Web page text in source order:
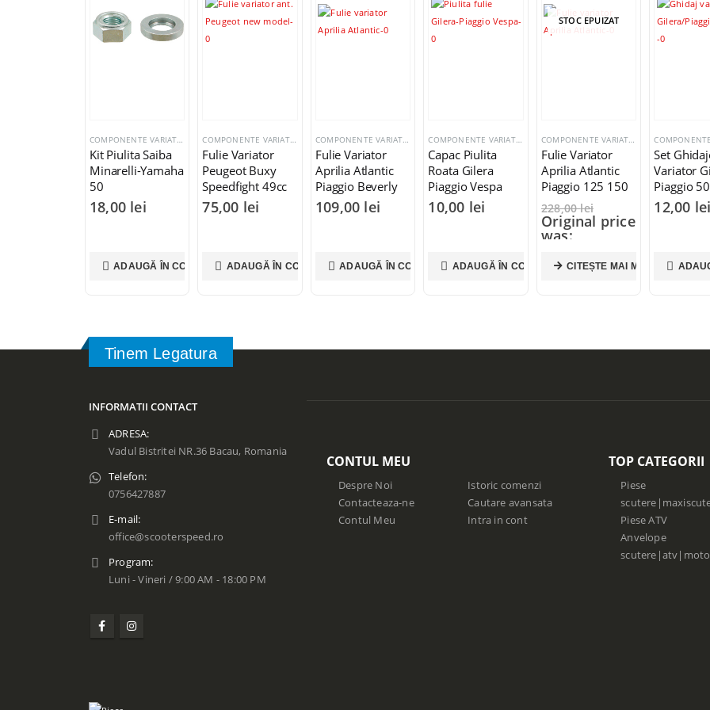
COMPONENTE VARIATOR
Kit Piulita Saiba
Minarelli-Yamaha
50
18,00 lei
ADAUGĂ ÎN COȘ
COMPONENTE VARIATOR
Fulie Variator
Peugeot Buxy
Speedfight 49cc
2T
75,00 lei
ADAUGĂ ÎN COȘ
COMPONENTE VARIATOR
Fulie Variator
Aprilia Atlantic
Piaggio Beverly
250cc
109,00 lei
ADAUGĂ ÎN COȘ
COMPONENTE VARIATOR
Capac Piulita
Roata Gilera
Piaggio Vespa
10,00 lei
ADAUGĂ ÎN COȘ
STOC EPUIZAT
COMPONENTE VARIATOR
Fulie Variator
Aprilia Atlantic
Piaggio 125 150
200cc 845607
228,00lei
Original price
was:
199,00lei
Current price
CITEȘTE MAI MULT
Set
Variator
Piaggio
buc.
12,00 lei
Tinem Legatura
INFORMATII CONTACT
ADRESA:
Vadul Bistritei NR.36 Bacau, Romania
Telefon:
0756427887
E-mail:
office@scooterspeed.ro
Program:
Luni - Vineri / 9:00 AM - 18:00 PM
CONTUL MEU
Despre Noi
Contacteaza-ne
Contul Meu
Istoric comenzi
Cautare avansata
Intra in cont
TOP CATEGORII
Piese
Piese ATV
Anvelope